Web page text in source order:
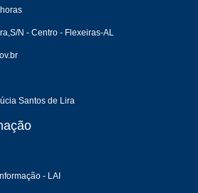
N - Centro - Flexeiras-AL
Santos de Lira
- LAI